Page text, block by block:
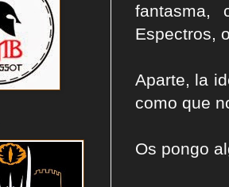
fantasma,
Espectros,
Aparte, la
como que
Os pongo